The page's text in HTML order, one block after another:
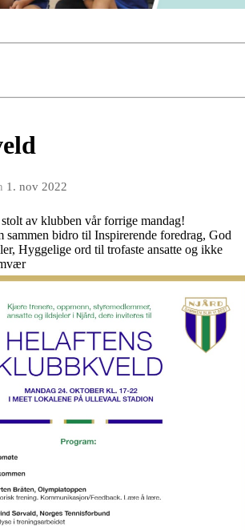
1. nov 2022
av klubben vår forrige mandag!
sammen bidro til Inspirerende foredrag, God
Hyggelige ord til trofaste ansatte og ikke